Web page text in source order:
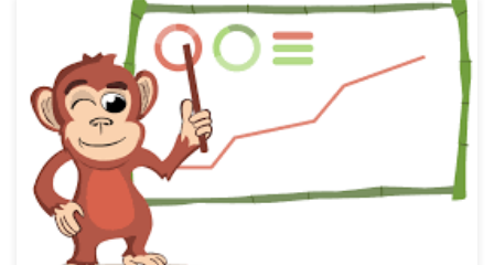
Agence de Référencement Naturel : Maximisez votre Visibilité en
Ligne Le référencement naturel, également connu sous le nom de
SEO (Search Engine Optimization), est un pilier essentiel pour
toute entreprise cherchant à se démarquer sur le web. Une
agence spécialisée en référencement naturel peut jouer un rôle
crucial dans l’optimisation […]